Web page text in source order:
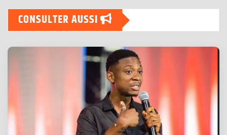
CONSULTER AUSSI